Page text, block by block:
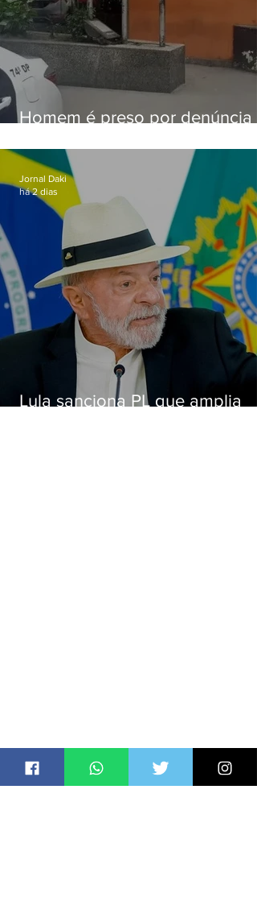
Homem é preso por denúncia
Alcântara
Lula sanciona PL que amplia
Jornal Daki
há 2 dias